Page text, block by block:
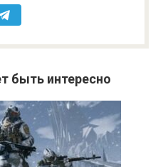
быть интересно